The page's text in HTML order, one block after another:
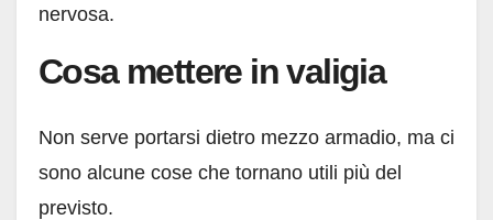
nervosa.
Cosa mettere in valigia
Non serve portarsi dietro mezzo armadio, ma ci
sono alcune cose che tornano utili più del
previsto.